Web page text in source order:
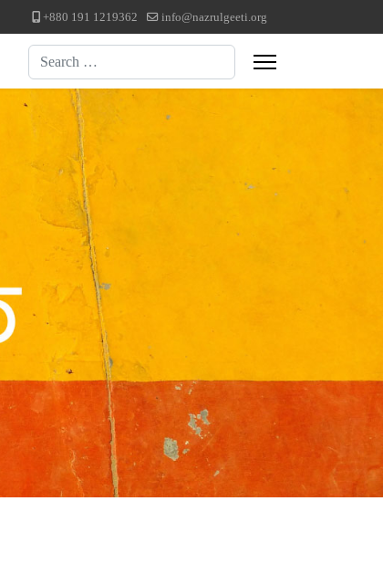
+880 191 1219362 info@nazrulgeeti.org
Search